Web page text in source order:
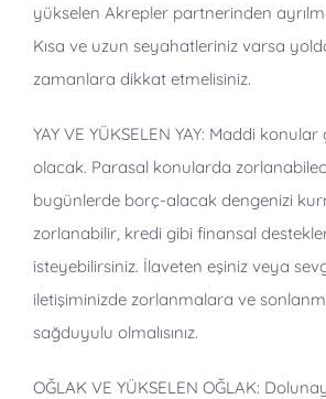
yükselen Akrepler partnerinden
Kısa ve uzun seyahatleriniz varsa
zamanlara dikkat etmelisiniz.
YAY VE YÜKSELEN YAY: Maddi
olacak. Parasal konularda
bugünlerde borç-alacak dengenizi
zorlanabilir, kredi gibi finansal
isteyebilirsiniz. İlaveten eşiniz veya
iletişiminizde zorlanmalara ve
sağduyulu olmalısınız.
OĞLAK VE YÜKSELEN OĞLAK: